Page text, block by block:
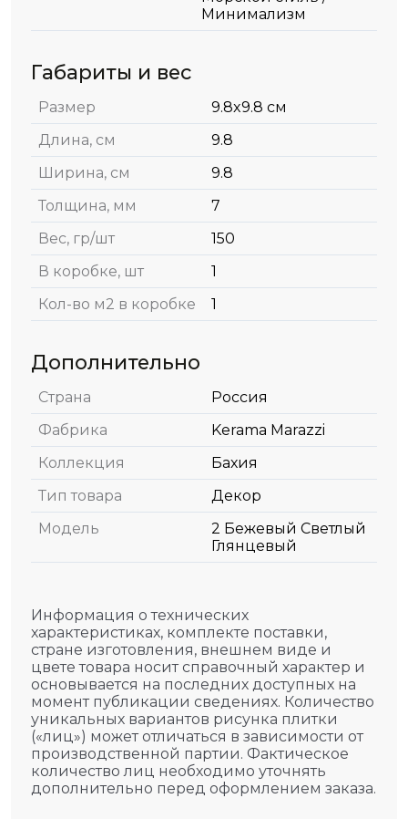
Минимализм
Габариты и вес
Размер
9.8x9.8 см
Длина, см
9.8
Ширина, см
9.8
Толщина, мм
7
Вес, гр/шт
150
В коробке, шт
1
Кол-во м2 в коробке
1
Дополнительно
Страна
Россия
Фабрика
Kerama Marazzi
Коллекция
Бахия
Тип товара
Декор
Модель
2 Бежевый Светлый
Глянцевый
Информация о технических
характеристиках, комплекте поставки,
стране изготовления, внешнем виде и
цвете товара носит справочный характер и
основывается на последних доступных на
момент публикации сведениях. Количество
уникальных вариантов рисунка плитки
(«лиц») может отличаться в зависимости от
производственной партии. Фактическое
количество лиц необходимо уточнять
дополнительно перед оформлением заказа.